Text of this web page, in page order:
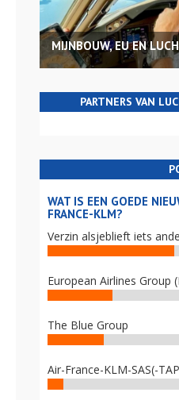
MIJNBOUW, EU EN
PARTNERS VAN
WAT IS EEN GOEDE
FRANCE-KLM?
Verzin alsjeblieft iets
European Airlines Group
The Blue Group
Air-France-KLM-SAS(-